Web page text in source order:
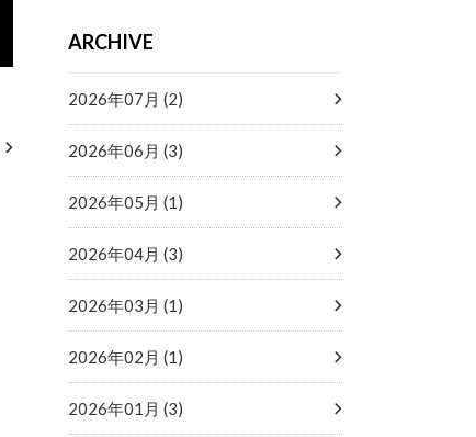
ARCHIVE
2026年07月 (2)
2026年06月 (3)
2026年05月 (1)
2026年04月 (3)
2026年03月 (1)
2026年02月 (1)
2026年01月 (3)